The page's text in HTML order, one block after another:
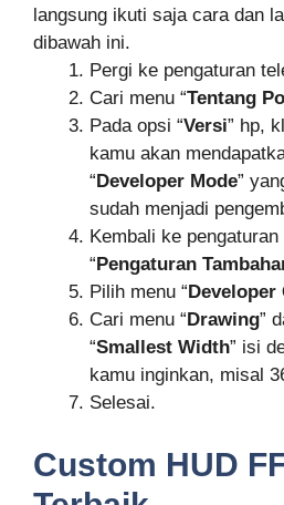
langsung ikuti saja cara dan
dibawah ini.
Pergi ke pengaturan
Cari menu “Tentang
Pada opsi “Versi” hp,
kamu akan
“Developer Mode”
sudah menjadi
Kembali ke
“Pengaturan
Pilih menu “Developer
Cari menu “Drawing”
“Smallest Width” isi
kamu inginkan, misal
Selesai.
Custom HUD